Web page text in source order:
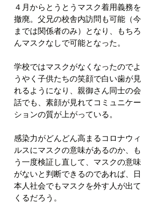
４月からとうとうマスク着用義務を
撤廃。父兄の校舎内訪問も可能（今
までは関係者のみ）となり、もちろ
んマスクなしで可能となった。
学校ではマスクがなくなったのでよ
うやく子供たちの笑顔で白い歯が見
れるようになり、親御さん同士の会
話でも、素顔が見れてコミュニケー
ションの質が上がっている。
感染力がどんどん高まるコロナウィ
ルスにマスクの意味があるのか、も
う一度検証し直して、マスクの意味
がないと判断できるのであれば、日
本人社会でもマスクを外す人が出て
くるだろう。